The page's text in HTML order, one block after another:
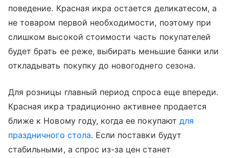
поведение. Красная икра остается деликатесом, а
не товаром первой необходимости, поэтому при
слишком высокой стоимости часть покупателей
будет брать ее реже, выбирать меньшие банки или
откладывать покупку до новогоднего сезона.
Для розницы главный период спроса еще впереди.
Красная икра традиционно активнее продается
ближе к Новому году, когда ее покупают для
праздничного стола. Если поставки будут
стабильными, а спрос из-за цен станет